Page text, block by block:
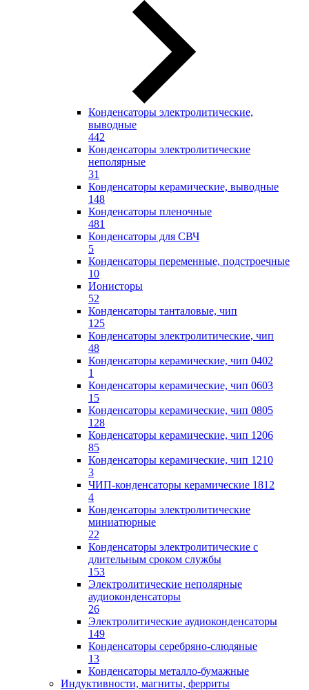
Конденсаторы электролитические,
выводные
442
Конденсаторы электролитические
неполярные
31
Конденсаторы керамические, выводные
148
Конденсаторы пленочные
481
Конденсаторы для СВЧ
5
Конденсаторы переменные, подстроечные
10
Ионисторы
52
Конденсаторы танталовые, чип
125
Конденсаторы электролитические, чип
48
Конденсаторы керамические, чип 0402
1
Конденсаторы керамические, чип 0603
15
Конденсаторы керамические, чип 0805
128
Конденсаторы керамические, чип 1206
85
Конденсаторы керамические, чип 1210
3
ЧИП-конденсаторы керамические 1812
4
Конденсаторы электролитические
миниатюрные
22
Конденсаторы электролитические с
длительным сроком службы
153
Электролитические неполярные
аудиоконденсаторы
26
Электролитические аудиоконденсаторы
149
Конденсаторы серебряно-слюдяные
13
Конденсаторы металло-бумажные
Индуктивности, магниты, ферриты